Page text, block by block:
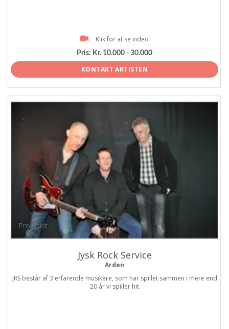
Klik for at se video
Pris: Kr. 10.000 - 30.000
KONTAKT ARTISTEN
ProArtist
Jysk Rock Service
Arden
JRS består af 3 erfarende musikere, som har spillet sammen i mere end
20 år vi spiller hit